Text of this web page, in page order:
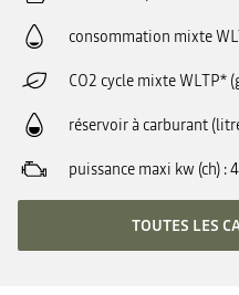
consommation mixte
CO2 cycle mixte WLTP*
réservoir à carburant
puissance maxi kw (ch)
TOUTES LES